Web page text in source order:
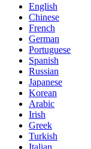
English
Chinese
French
German
Portuguese
Spanish
Russian
Japanese
Korean
Arabic
Irish
Greek
Turkish
Italian